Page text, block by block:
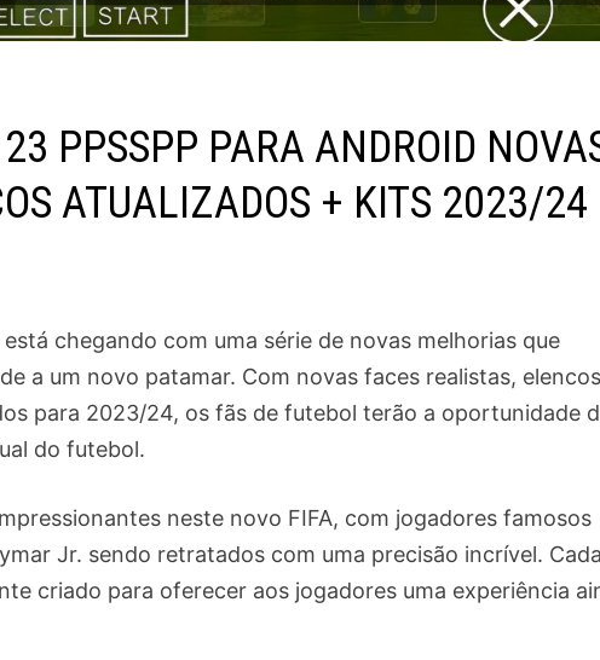
PPSSPP PARA ANDROID
ATUALIZADOS + KITS 2023/24
chegando com uma série de novas melhorias que
a um novo patamar. Com novas faces realistas,
para 2023/24, os fãs de futebol terão a oportunidade
do futebol.
neste novo FIFA, com jogadores famosos
Jr. sendo retratados com uma precisão incrível. Cada
criado para oferecer aos jogadores uma experiência